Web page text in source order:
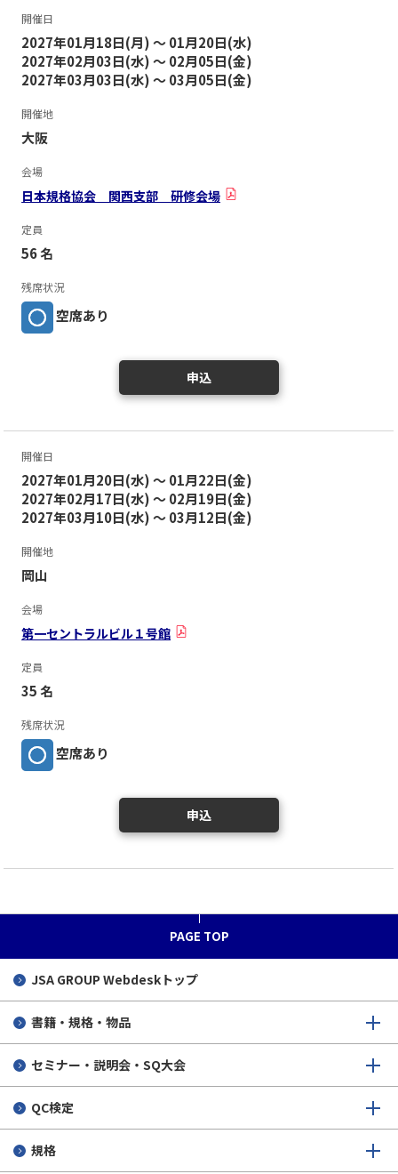
開催日
2027年01月18日(月) ～ 01月20日(水)
2027年02月03日(水) ～ 02月05日(金)
2027年03月03日(水) ～ 03月05日(金)
開催地
大阪
会場
日本規格協会 関西支部 研修会場
定員
56 名
残席状況
空席あり
申込
開催日
2027年01月20日(水) ～ 01月22日(金)
2027年02月17日(水) ～ 02月19日(金)
2027年03月10日(水) ～ 03月12日(金)
開催地
岡山
会場
第一セントラルビル１号館
定員
35 名
残席状況
空席あり
申込
PAGE TOP
JSA GROUP Webdeskトップ
書籍・規格・物品
セミナー・説明会・SQ大会
QC検定
規格